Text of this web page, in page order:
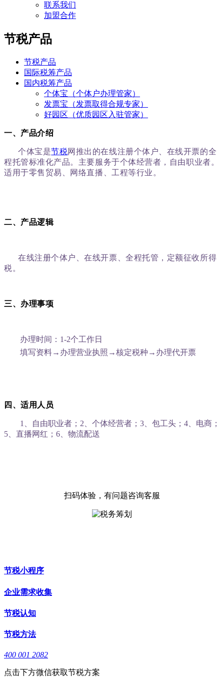
联系我们
加盟合作
节税产品
节税产品
国际税筹产品
国内税筹产品
个体宝（个体户办理管家）
发票宝（发票取得合规专家）
好园区（优质园区入驻管家）
一、 产品介绍
个体宝是节税网推出的在线注册个体户、在线开票的全
程托管标准化产品。主要服务于个体经营者，自由职业者。
适用于零售贸易、网络直播、工程等行业。
二、产品逻辑
在线注册个体户、在线开票、全程托管，定额征收所得
税。
三、 办理事项
办理时间：1-2个工作日
填写资料→办理营业执照→核定税种→办理代开票
四、适用人员
1、自由职业者； 2、个体经营者； 3、包工头； 4、电商；
5、直播网红； 6、物流配送
扫码体验，有问题咨询客服
节税小程序
企业需求收集
节税认知
节税方法
400 001 2082
点击下方微信获取节税方案